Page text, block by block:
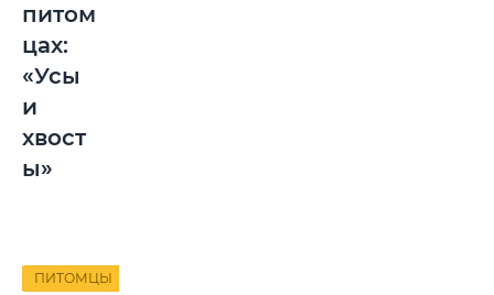
питом
цах:
«Усы
и
хвост
ы»
ПИТОМЦЫ